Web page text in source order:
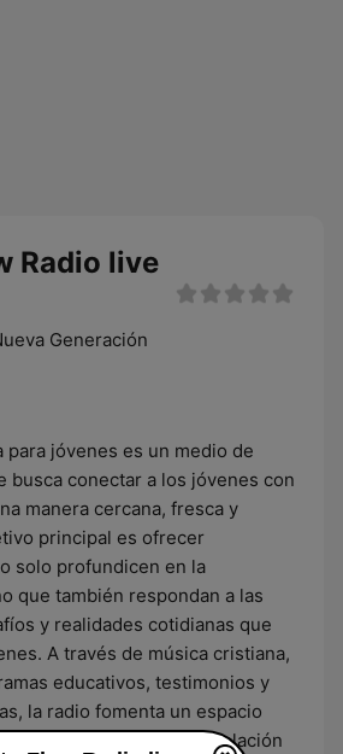
Radio live
Generación
para jóvenes es un medio de
busca conectar a los jóvenes con
manera cercana, fresca y
principal es ofrecer
solo profundicen en la
que también respondan a las
y realidades cotidianas que
A través de música cristiana,
educativos, testimonios y
la radio fomenta un espacio
puedan crecer en su relación